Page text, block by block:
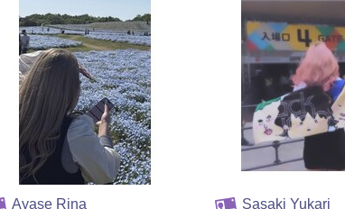
Ayase Rina Sasaki Yukari